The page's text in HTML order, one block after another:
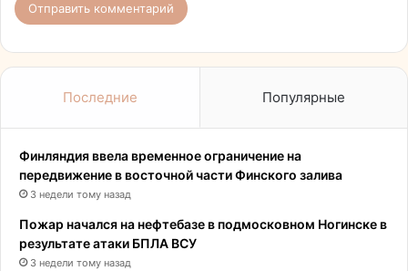
Последние Популярные
Финляндия ввела временное ограничение на
передвижение в восточной части Финского залива
3 недели тому назад
Пожар начался на нефтебазе в подмосковном Ногинске в
результате атаки БПЛА ВСУ
3 недели тому назад